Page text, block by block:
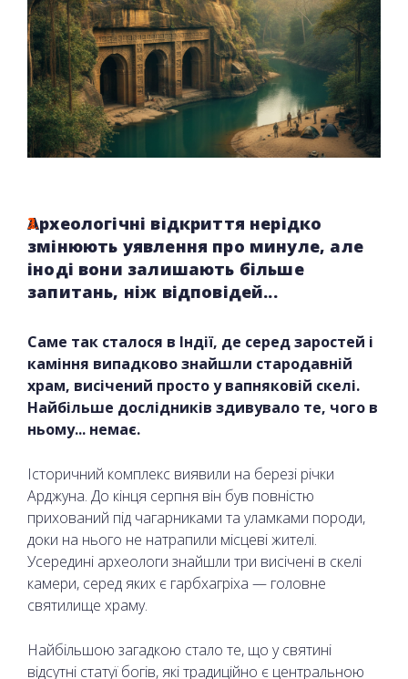
Археологічні відкриття нерідко
змінюють уявлення про минуле, але
іноді вони залишають більше
запитань, ніж відповідей...
Саме так сталося в Індії, де серед заростей і
каміння випадково знайшли стародавній
храм, висічений просто у вапняковій скелі.
Найбільше дослідників здивувало те, чого в
ньому... немає.
Історичний комплекс виявили на березі річки
Арджуна. До кінця серпня він був повністю
прихований під чагарниками та уламками породи,
доки на нього не натрапили місцеві жителі.
Усередині археологи знайшли три висічені в скелі
камери, серед яких є гарбхагріха — головне
святилище храму.
Найбільшою загадкою стало те, що у святині
відсутні статуї богів, які традиційно є центральною